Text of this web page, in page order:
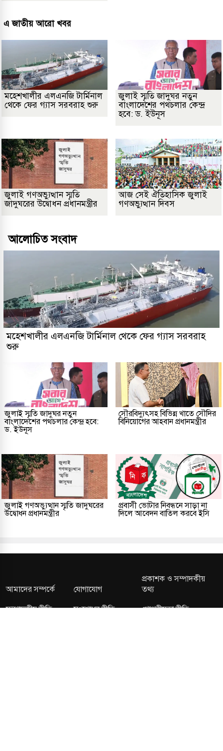
এ জাতীয় আরো খবর
মহেশখালীর এলএনজি টার্মিনাল
থেকে ফের গ্যাস সরবরাহ শুরু
জুলাই স্মৃতি জাদুঘর নতুন
বাংলাদেশের পথচলার কেন্দ্র
হবে: ড. ইউনূস
জুলাই গণঅভ্যুত্থান স্মৃতি
জাদুঘরের উদ্বোধন প্রধানমন্ত্রীর
আজ সেই ঐতিহাসিক জুলাই
গণঅভ্যুত্থান দিবস
আলোচিত সংবাদ
মহেশখালীর এলএনজি টার্মিনাল থেকে ফের গ্যাস সরবরাহ
শুরু
জুলাই স্মৃতি জাদুঘর নতুন
বাংলাদেশের পথচলার কেন্দ্র হবে:
ড. ইউনূস
সৌরবিদ্যুৎসহ বিভিন্ন খাতে সৌদির
বিনিয়োগের আহবান প্রধানমন্ত্রীর
জুলাই গণঅভ্যুত্থান স্মৃতি জাদুঘরের
উদ্বোধন প্রধানমন্ত্রীর
প্রবাসী ভোটার নিবন্ধনে সাড়া না
দিলে আবেদন বাতিল করবে ইসি
আমাদের সম্পর্কে যোগাযোগ
প্রকাশক ও সম্পাদকীয়
তথ্য
সম্পাদকীয় নীতি
সংশোধন নীতি গোপনীয়তা নীতি